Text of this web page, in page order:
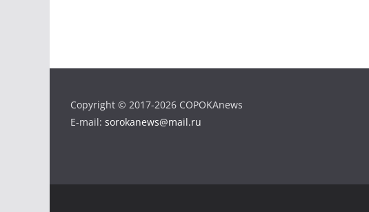
Copyright © 2017-2026 COPOKAnews
E-mail: sorokanews@mail.ru